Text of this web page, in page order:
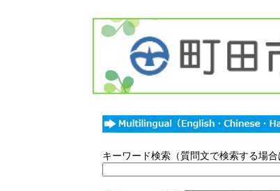
キーワード検索（質問文で検索する場